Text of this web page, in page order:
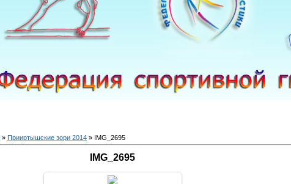
» Прииртышские зори 2014 » IMG_2695
IMG_2695